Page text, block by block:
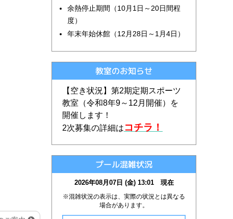
余熱停止期間（10月1日～20日間程
度）
年末年始休館（12月28日～1月4日）
教室のお知らせ
【空き状況】第2期定期スポーツ
教室（令和8年9～12月開催）を
開催します！
2次募集の詳細はコチラ！
プール混雑状況
2026年08月07日 (金) 13:01 現在
※混雑状況の表示は、実際の状況とは異なる
場合があります。